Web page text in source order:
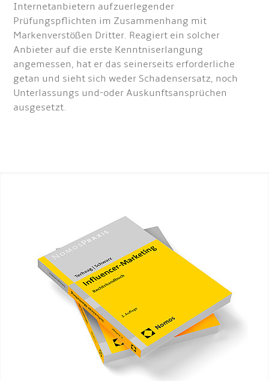
Internetanbietern aufzuerlegender
Prüfungspflichten im Zusammenhang mit
Markenverstößen Dritter. Reagiert ein solcher
Anbieter auf die erste Kenntniserlangung
angemessen, hat er das seinerseits erforderliche
getan und sieht sich weder Schadensersatz, noch
Unterlassungs und-oder Auskunftsansprüchen
ausgesetzt.